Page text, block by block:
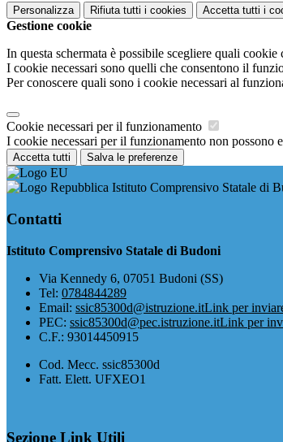
Personalizza Rifiuta tutti i cookies Accetta tutti i
Gestione cookie
In questa schermata è possibile scegliere quali cookie
I cookie necessari sono quelli che consentono il
Per conoscere quali sono i cookie necessari al
Cookie necessari per il funzionamento
I cookie necessari per il funzionamento non possono
Accetta tutti Salva le preferenze
Istituto Comprensivo Statale di
Contatti
Istituto Comprensivo Statale di Budoni
Via Kennedy 6, 07051 Budoni (SS)
Tel: 0784844289
Email: ssic85300d@istruzione.itLink per
PEC: ssic85300d@pec.istruzione.itLink per
C.F.: 93014450915
Cod. Mecc. ssic85300d
Fatt. Elett. UFXEO1
Sezione Link Utili